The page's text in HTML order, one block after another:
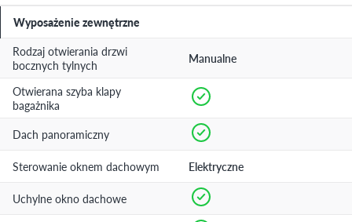
Wyposażenie zewnętrzne
Rodzaj otwierania drzwi
bocznych tylnych
Manualne
Otwierana szyba klapy
bagażnika
Dach panoramiczny
Sterowanie oknem dachowym Elektryczne
Uchylne okno dachowe